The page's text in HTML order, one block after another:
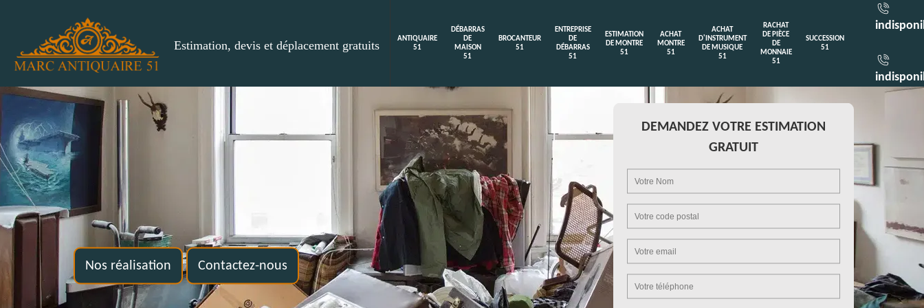
Estimation, devis et déplacement gratuits
ANTIQUAIRE
51
DÉBARRAS
DE
MAISON
51
BROCANTEUR
51
ENTREPRISE
DE
DÉBARRAS
51
ESTIMATION
DE MONTRE
51
ACHAT
MONTRE
51
ACHAT
D'INSTRUMENT
DE MUSIQUE
51
RACHAT
DE PIÈCE
DE
MONNAIE
51
SUCCESSION
51
Nos réalisation Contactez-nous
DEMANDEZ VOTRE ESTIMATION
GRATUIT